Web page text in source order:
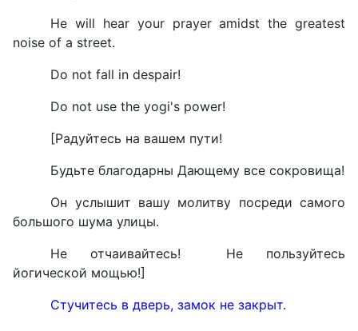
He will hear your prayer amidst the greatest
noise of a street.
Do not fall in despair!
Do not use the yogi's power!
[Радуйтесь на вашем пути!
Будьте благодарны Дающему все сокровища!
Он услышит вашу молитву посреди самого
большого шума улицы.
Не отчаивайтесь! Не пользуйтесь
йогической мощью!]
Стучитесь в дверь, замок не закрыт.